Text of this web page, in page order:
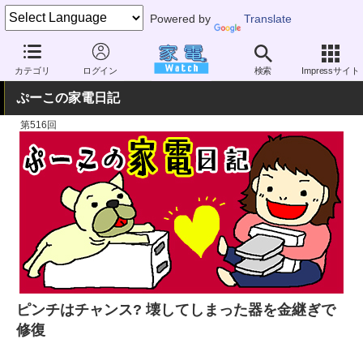
Powered by Translate
カテゴリ ログイン 検索 Impressサイト
家電 Watch 暮らし
ぷーこの家電日記
第516回
ピンチはチャンス? 壊してしまった器を金継ぎで
修復